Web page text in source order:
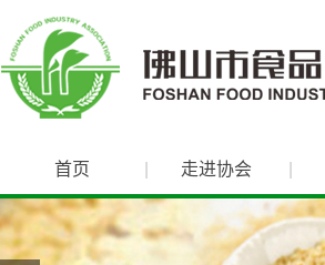
首页 走进协会